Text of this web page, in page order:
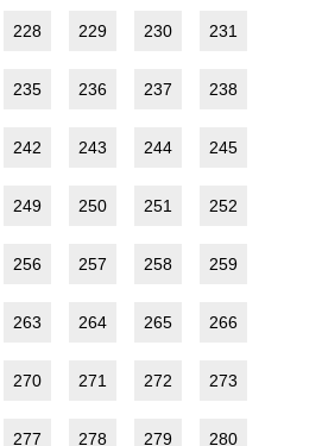
228 229 230 231
235 236 237 238
242 243 244 245
249 250 251 252
256 257 258 259
263 264 265 266
270 271 272 273
277 278 279 280